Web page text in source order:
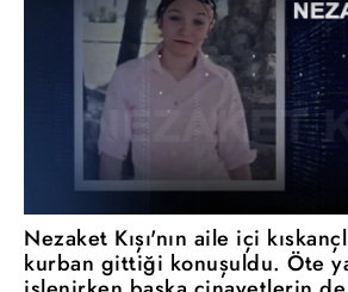
Nezaket Kışı'nın aile içi
kurban gittiği konuşuldu. Öte